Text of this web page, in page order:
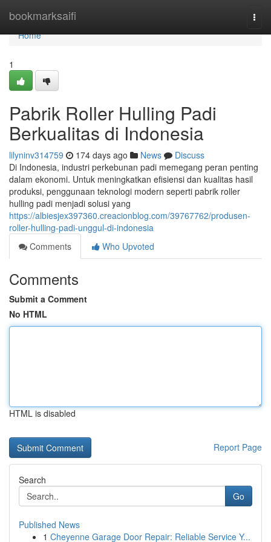
bookmarksaifi
Home
Home
1
Pabrik Roller Hulling Padi
Berkualitas di Indonesia
lilyninv314759 174 days ago News
Discuss
Di Indonesia, industri perkebunan padi memegang peran penting
dalam ekonomi. Untuk meningkatkan efisiensi dan kualitas hasil
produksi, penggunaan teknologi modern seperti pabrik roller
hulling padi menjadi solusi yang
https://albiesjex397360.creacionblog.com/39767762/produsen-
roller-hulling-padi-unggul-di-indonesia
Comments
Who Upvoted
Comments
Submit a Comment
No HTML
HTML is disabled
Report Page
Search
Go
Published News
1 Cheyenne Garage Door Repair: Reliable Service Y...